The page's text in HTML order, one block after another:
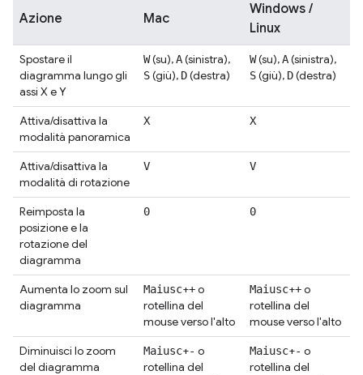
Azione Mac
Windows /
Linux
Spostare il
diagramma lungo gli
assi X e Y
W(su),A(sinistra),
S(giù), D(destra)
W(su),A(sinistra),
S(giù), D(destra)
Attiva/disattiva la
modalità panoramica
X X
Attiva/disattiva la
modalità di rotazione
V V
Reimposta la
posizione e la
rotazione del
diagramma
0 0
Aumenta lo zoom sul
diagramma
Maiusc++o
rotellina del
mouse verso l'alto
Maiusc++o
rotellina del
mouse verso l'alto
Diminuisci lo zoom
del diagramma
Maiusc+- o
rotellina del
Maiusc+- o
rotellina del